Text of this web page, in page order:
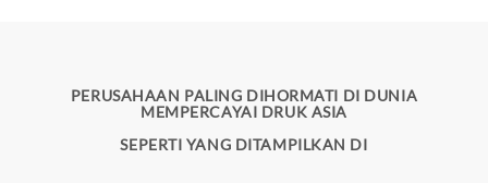
PERUSAHAAN PALING DIHORMATI DI DUNIA
MEMPERCAYAI DRUK ASIA
SEPERTI YANG DITAMPILKAN DI